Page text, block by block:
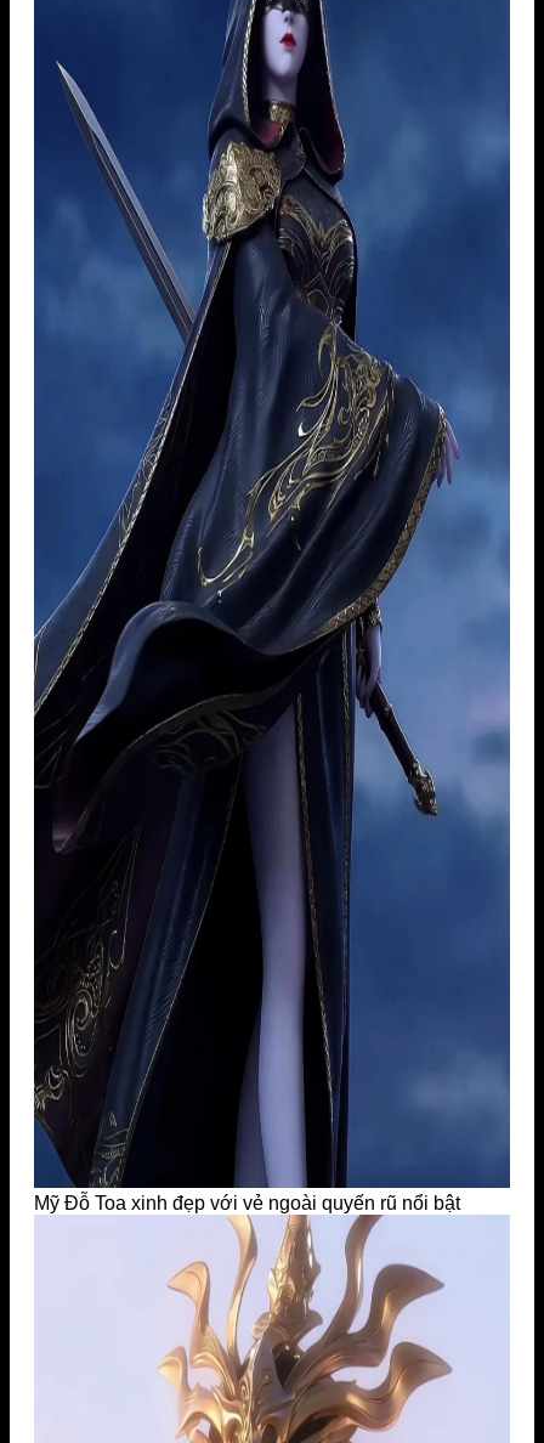
Mỹ Đỗ Toa xinh đẹp với vẻ ngoài quyến rũ nổi bật